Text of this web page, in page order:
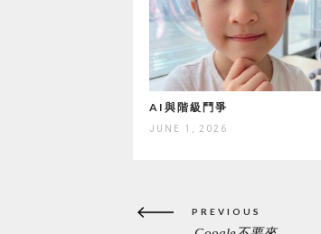
AI與階級鬥爭
JUNE 1, 2026
PREVIOUS